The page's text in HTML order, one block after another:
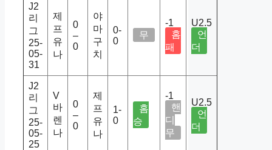
J2
리
그
25-
05-
31
제
프
유
나
0
–
0
야
마
구
치
0-
0
무
-1
홈
패
U2.5
언
더
J2
리
그
25-
05-
25
V
바
렌
나
0
–
0
제
프
유
나
1-
0
홈
승
-1
핸
디
무
U2.5
언
더